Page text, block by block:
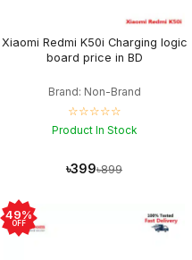
Xiaomi Redmi K50i Charging logic
board price in BD
Brand: Non-Brand
☆☆☆☆☆
Product In Stock
৳399৳899
49%
OFF